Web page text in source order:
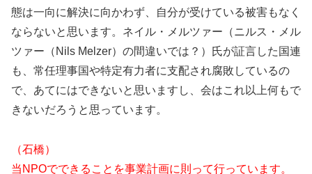
態は一向に解決に向かわず、自分が受けている被害もなく
ならないと思います。ネイル・メルツァー（ニルス・メル
ツァー（Nils Melzer）の間違いでは？）氏が証言した国連
も、常任理事国や特定有力者に支配され腐敗しているの
で、あてにはできないと思いますし、会はこれ以上何もで
きないだろうと思っています。
（石橋）
当NPOでできることを事業計画に則って行っています。